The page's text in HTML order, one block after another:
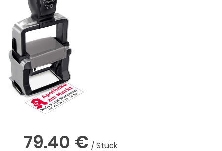
79.40 € / Stück